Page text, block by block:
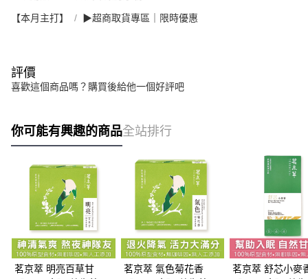
【本月主打】 ▶超商取貨專區｜限時優惠
評價
喜歡這個商品嗎？購買後給他一個好評吧
你可能有興趣的商品全站排行
茗京萃 明亮百草甘
茗京萃 氣色菊花香
茗京萃 舒芯小麥